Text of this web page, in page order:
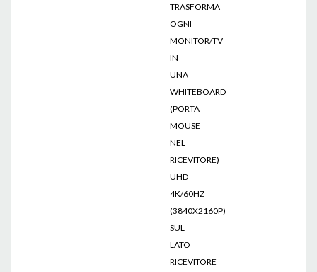
TRASFORMA
OGNI
MONITOR/TV
IN
UNA
WHITEBOARD
(PORTA
MOUSE
NEL
RICEVITORE)
UHD
4K/60HZ
(3840X2160P)
SUL
LATO
RICEVITORE